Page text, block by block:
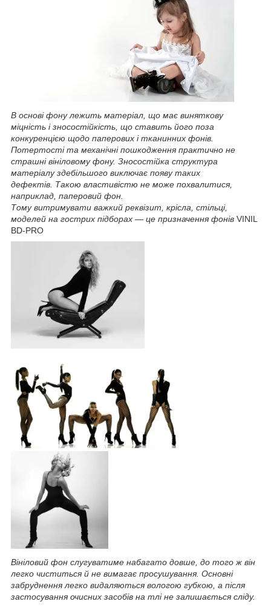
В основі фону лежить матеріал, що має виняткову
міцність і зносостійкість, що ставить його поза
конкуренцією щодо паперових і тканинних фонів.
Потертості та механічні пошкодження практично не
страшні вініловому фону. Зносостійка структура
матеріалу здебільшого виключає появу таких
дефектів. Такою властивістю не може похвалитися,
наприклад, паперовий фон.
Тому витримувати важкий реквізит, крісла, стільці,
моделей на гострих підборах — це призначення фонів VINIL
BD-PRO
Вініловий фон слугуватиме набагато довше, до того ж він
легко чиститься й не вимагає просушування. Основні
забруднення легко видаляються вологою губкою, а після
застосування очисних засобів на тлі не залишається сліду.